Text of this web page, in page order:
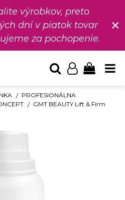
výrobkov, preto
dní v piatok tovar
za pochopenie.
×
PROFESIONÁLNA
GMT BEAUTY Lift & Firm